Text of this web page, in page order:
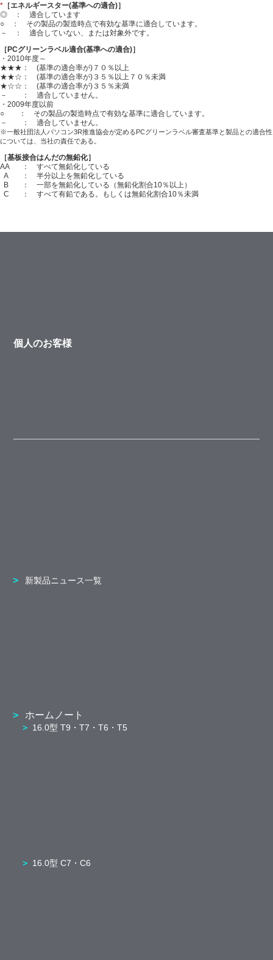
* ［エネルギースター(基準への適合)］
◎ ： 適合しています
○ ： その製品の製造時点で有効な基準に適合しています。
－ ： 適合していない、または対象外です。
［PCグリーンラベル適合(基準への適合)］
・2010年度～
★★★： (基準の適合率が)７０％以上
★★☆： (基準の適合率が)３５％以上７０％未満
★☆☆： (基準の適合率が)３５％未満
－ ： 適合していません。
・2009年度以前
○ ： その製品の製造時点で有効な基準に適合しています。
－ ： 適合していません。
※一般社団法人パソコン3R推進協会が定めるPCグリーンラベル審査基準と製品との適合性
については、当社の責任である。
［基板接合はんだの無鉛化］
AA
： すべて無鉛化している
A
： 半分以上を無鉛化している
B
： 一部を無鉛化している（無鉛化割合10％以上）
C
： すべて有鉛である。もしくは無鉛化割合10％未満
個人のお客様
新製品ニュース一覧
ホームノート
16.0型 T9・T7・T6・T5
16.0型 C7・C6